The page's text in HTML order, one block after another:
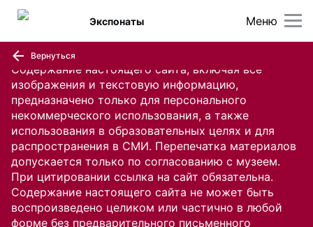
Содержание настоящего сайта, включая все
изображения и текстовую информацию,
предназначено только для персонального
некоммерческого использования, а также
использования в образовательных целях и для
распространения в СМИ. Перепечатка материалов
допускается только по согласованию с музеем.
При цитировании ссылка на сайт обязательна.
Содержание настоящего сайта не может быть
воспроизведено целиком или частично в любой
форме без предварительного письменного
Меню
Экспонаты
Вернуться